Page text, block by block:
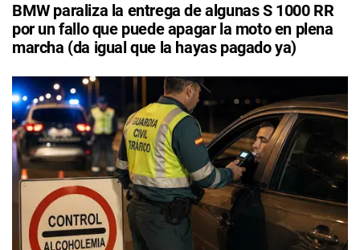
BMW paraliza la entrega de algunas S 1000 RR
por un fallo que puede apagar la moto en plena
marcha (da igual que la hayas pagado ya)